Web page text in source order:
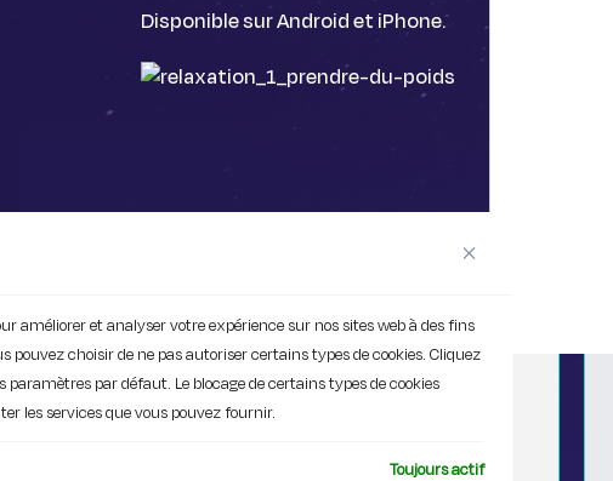
améliorer et analyser votre expérience sur nos sites web à des fins
choisir de ne pas autoriser certains types de cookies. Cliquez
par défaut. Le blocage de certains types de cookies
les services que vous pouvez fournir.
Toujours actif
Disponible sur Android et iPhone.